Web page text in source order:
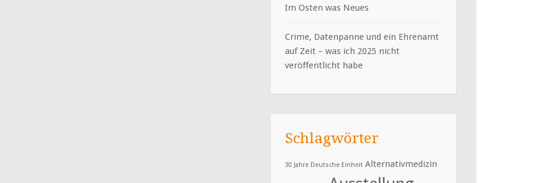
Im Osten was Neues
Crime, Datenpanne und ein Ehrenamt
auf Zeit – was ich 2025 nicht
veröffentlicht habe
Schlagwörter
30 Jahre Deutsche Einheit Alternativmedizin